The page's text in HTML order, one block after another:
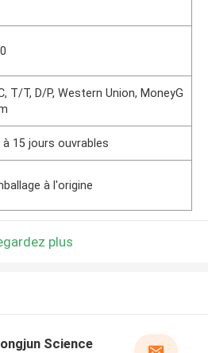
T/T, D/P, Western Union, MoneyG
à 15 jours ouvrables
à l'origine
plus
Science